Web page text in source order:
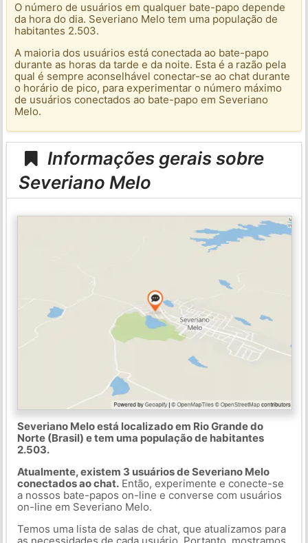
O número de usuários em qualquer bate-papo depende
da hora do dia. Severiano Melo tem uma população de
habitantes 2.503.
A maioria dos usuários está conectada ao bate-papo
durante as horas da tarde e da noite. Esta é a razão pela
qual é sempre aconselhável conectar-se ao chat durante
o horário de pico, para experimentar o número máximo
de usuários conectados ao bate-papo em Severiano
Melo.
Informações gerais sobre
Severiano Melo
Severiano Melo está localizado em Rio Grande do
Norte (Brasil) e tem uma população de habitantes
2.503.
Atualmente, existem 3 usuários de Severiano Melo
conectados ao chat.Então, experimente e conecte-se
a nossos bate-papos on-line e converse com usuários
on-line em Severiano Melo.
Temos uma lista de salas de chat, que atualizamos para
as necessidades de cada usuário. Portanto, mostramos